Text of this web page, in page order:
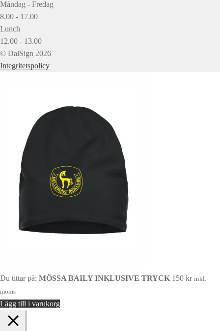
Måndag - Fredag
8.00 - 17.00
Lunch
12.00 - 13.00
© DalSign 2026
Integritetspolicy
Du tittar på: MÖSSA BAILY INKLUSIVE TRYCK 150 kr inkl.
moms
Lägg till i varukorg